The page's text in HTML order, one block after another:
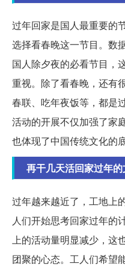
过年回家是国人最重要的
选择看春晚这一节目。数
国人除夕夜的必看节目，
重视。除了看春晚，还有
春联、吃年夜饭等，都是
活动的开展不仅加强了家
也体现了中国传统文化的底
再干几天活回家过年
过年越来越近了，工地上
人们开始思考回家过年的
上的活动量明显减少，这
团聚的心态。工人们希望